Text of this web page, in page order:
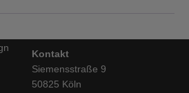
Kontakt
Siemensstraße 9
50825 Köln